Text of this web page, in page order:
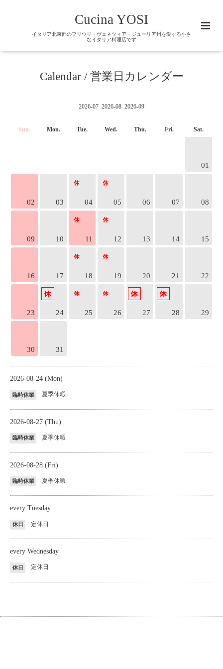
Cucina YOSI
イタリア北東部のフリウリ・ヴェネツィア・ジューリア州を愛する小さ
なイタリア料理店です
Calendar / 営業日カレンダー
2026-07 2026-08 2026-09
Sun. Mon. Tue. Wed. Thu. Fri. Sat.
01
02 03 04 05 06 07 08
09 10 11 12 13 14 15
16 17 18 19 20 21 22
23 24 25 26 27 28 29
30 31
2026-08-24 (Mon)
臨時休業 夏季休暇
2026-08-27 (Thu)
臨時休業 夏季休暇
2026-08-28 (Fri)
臨時休業 夏季休暇
every Tuesday
休日 定休日
every Wednesday
休日 定休日